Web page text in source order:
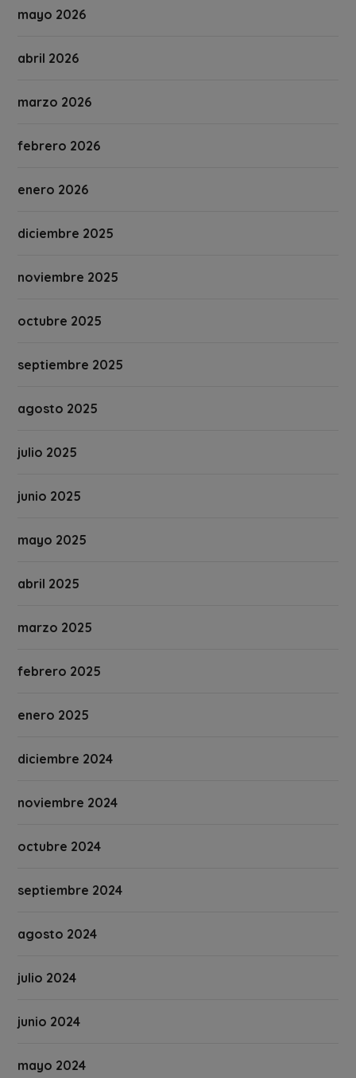
mayo 2026
abril 2026
marzo 2026
febrero 2026
enero 2026
diciembre 2025
noviembre 2025
octubre 2025
septiembre 2025
agosto 2025
julio 2025
junio 2025
mayo 2025
abril 2025
marzo 2025
febrero 2025
enero 2025
diciembre 2024
noviembre 2024
octubre 2024
septiembre 2024
agosto 2024
julio 2024
junio 2024
mayo 2024